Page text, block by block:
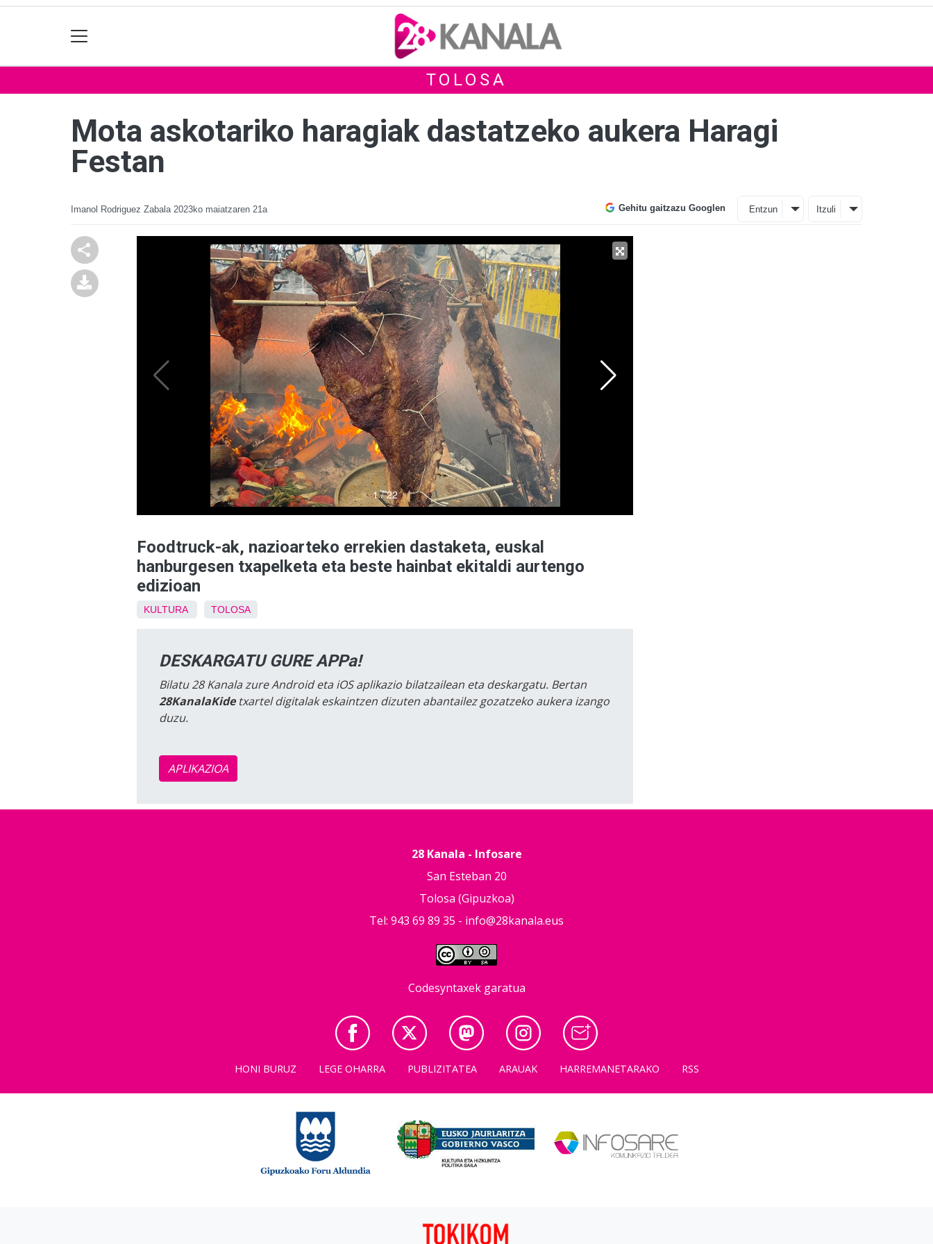
TOLOSA
Mota askotariko haragiak dastatzeko aukera Haragi
Festan
Imanol Rodriguez Zabala 2023ko maiatzaren 21a Gehitu gaitzazu Googlen Entzun Itzuli
Foodtruck-ak, nazioarteko errekien dastaketa, euskal
hanburgesen txapelketa eta beste hainbat ekitaldi aurtengo
edizioan
KULTURA TOLOSA
DESKARGATU GURE APPa!
Bilatu 28 Kanala zure Android eta iOS aplikazio bilatzailean eta deskargatu. Bertan
28KanalaKidetxartel digitalak eskaintzen dizuten abantailez gozatzeko aukera izango
duzu.
APLIKAZIOA
28 Kanala - Infosare
San Esteban 20
Tolosa (Gipuzkoa)
Tel: 943 69 89 35 - info@28kanala.eus
Codesyntaxek garatua
HONI BURUZ LEGE OHARRA PUBLIZITATEA ARAUAK HARREMANETARAKO RSS